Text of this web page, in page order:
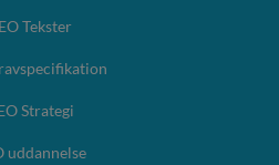
Tekster
Strategi
uddannelse